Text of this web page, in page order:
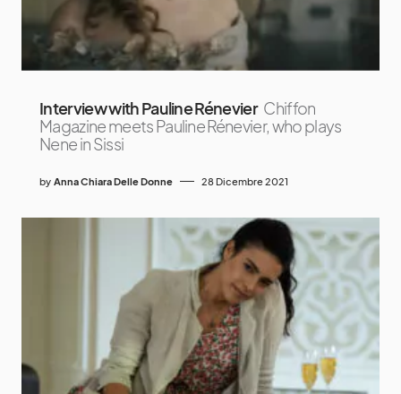
Interview with Pauline Rénevier Chiffon
Magazine meets Pauline Rénevier, who plays
Nene in Sissi
by Anna Chiara Delle Donne 28 Dicembre 2021